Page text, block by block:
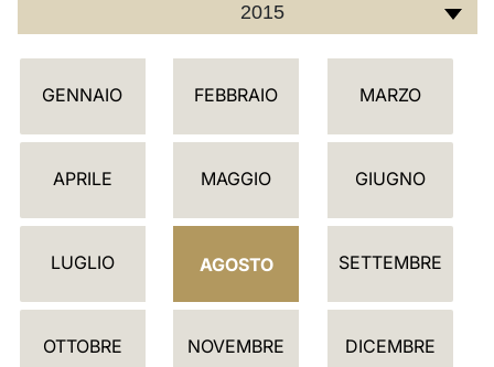
2015
C
L
D
R
GENNAIO FEBBRAIO MARZO
APRILE MAGGIO GIUGNO
LUGLIO AGOSTO SETTEMBRE
OTTOBRE NOVEMBRE DICEMBRE